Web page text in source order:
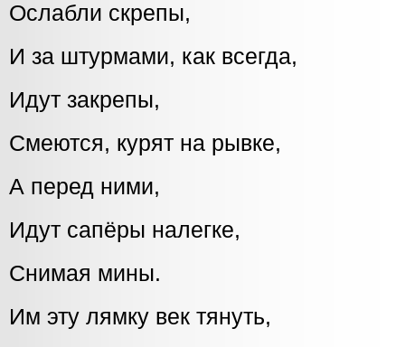
Ослабли скрепы,
И за штурмами, как всегда,
Идут закрепы,
Смеются, курят на рывке,
А перед ними,
Идут сапёры налегке,
Снимая мины.
Им эту лямку век тянуть,